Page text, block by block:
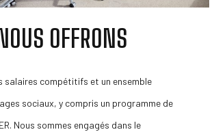
OFFRONS
salaires compétitifs et un ensemble
sociaux, y compris un programme de
Nous sommes engagés dans le